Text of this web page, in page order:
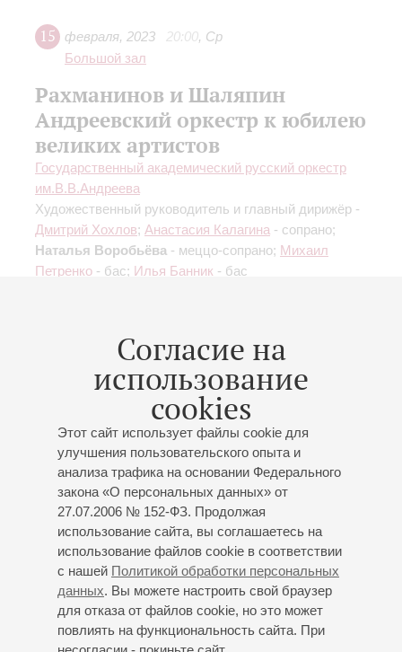
Согласие на
использование
cookies
Этот сайт использует файлы cookie для
улучшения пользовательского опыта и
анализа трафика на основании Федерального
закона «О персональных данных» от
27.07.2006 № 152-ФЗ. Продолжая
использование сайта, вы соглашаетесь на
использование файлов cookie в соответствии
с нашей Политикой обработки персональных
данных. Вы можете настроить свой браузер
для отказа от файлов cookie, но это может
повлиять на функциональность сайта. При
15 февраля, 2023 20:00, Ср
Большой зал
Рахманинов и Шаляпин
Андреевский оркестр к юбилею
великих артистов
Государственный академический русский оркестр
им.В.В.Андреева
Художественный руководитель и главный дирижёр -
Дмитрий Хохлов; Анастасия Калагина - сопрано;
Наталья Воробьёва - меццо-сопрано; Михаил
Петренко - бас; Илья Банник - бас
января, Пт
Большой зал
Моцарт. Реквием
Заслуженный коллектив России академический
симфонический оркестр филармонии
Концертный хор Санкт-Петербурга
Хор мальчиков Хорового училища имени М.И. Глинки
Владимир Беглецов (художественный руководитель
и дирижер)
Дирижер -Ион Марин(Австрия);Анастасия Калагина